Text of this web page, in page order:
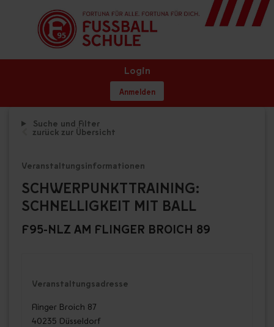
Login
Anmelden
Suche und Filter
zurück zur Übersicht
Veranstaltungsinformationen
SCHWERPUNKTTRAINING:
SCHNELLIGKEIT MIT BALL
F95-NLZ AM FLINGER BROICH 89
Veranstaltungsadresse
Flinger Broich 87
40235 Düsseldorf